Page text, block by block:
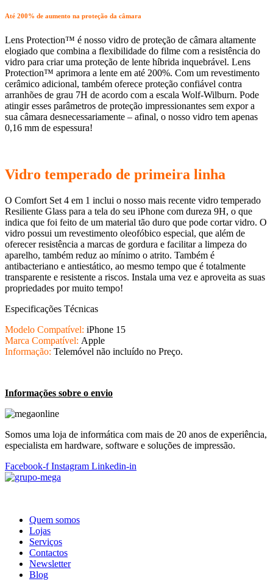
Até 200% de aumento na proteção da câmara
Lens Protection™ é nosso vidro de proteção de câmara altamente
elogiado que combina a flexibilidade do filme com a resistência do
vidro para criar uma proteção de lente híbrida inquebrável. Lens
Protection™ aprimora a lente em até 200%. Com um revestimento
cerâmico adicional, também oferece proteção confiável contra
arranhões de grau 7H de acordo com a escala Wolf-Wilburn. Pode
atingir esses parâmetros de proteção impressionantes sem expor a
sua câmara desnecessariamente – afinal, o nosso vidro tem apenas
0,16 mm de espessura!
Vidro temperado de primeira linha
O Comfort Set 4 em 1 inclui o nosso mais recente vidro temperado
Resiliente Glass para a tela do seu iPhone com dureza 9H, o que
indica que foi feito de um material tão duro que pode cortar vidro. O
vidro possui um revestimento oleofóbico especial, que além de
oferecer resistência a marcas de gordura e facilitar a limpeza do
aparelho, também reduz ao mínimo o atrito. Também é
antibacteriano e antiestático, ao mesmo tempo que é totalmente
transparente e resistente a riscos. Instala uma vez e aproveita as suas
propriedades por muito tempo!
Especificações Técnicas
Modelo Compatível: iPhone 15
Marca Compatível: Apple
Informação: Telemóvel não incluído no Preço.
Informações sobre o envio
Somos uma loja de informática com mais de 20 anos de experiência,
especialista em hardware, software e soluções de impressão.
Facebook-f Instagram Linkedin-in
Quem somos
Lojas
Serviços
Contactos
Newsletter
Blog